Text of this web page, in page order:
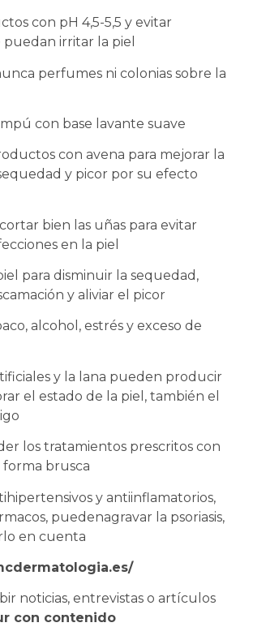
con pH 4,5-5,5 y evitar
irritar la piel
perfumes ni colonias sobre la
con base lavante suave
con avena para mejorar la
y picor por su efecto
bien las uñas para evitar
en la piel
para disminuir la sequedad,
y aliviar el picor
alcohol, estrés y exceso de
y la lana pueden producir
el estado de la piel, también el
los tratamientos prescritos con
brusca
y antiinflamatorios,
puedenagravar la psoriasis,
en cuenta
noticias, entrevistas o artículos
con contenido